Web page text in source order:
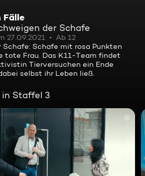
Fälle
der Schafe
27.09.2021
Ab 12
Schafe: Schafe mit rosa Punkten
tote Frau. Das K11-Team findet
Tierversuchen ein Ende
selbst ihr Leben ließ.
Staffel 3